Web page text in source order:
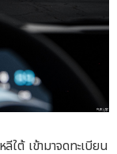
ต้ เข้ามาจดทะเบียน